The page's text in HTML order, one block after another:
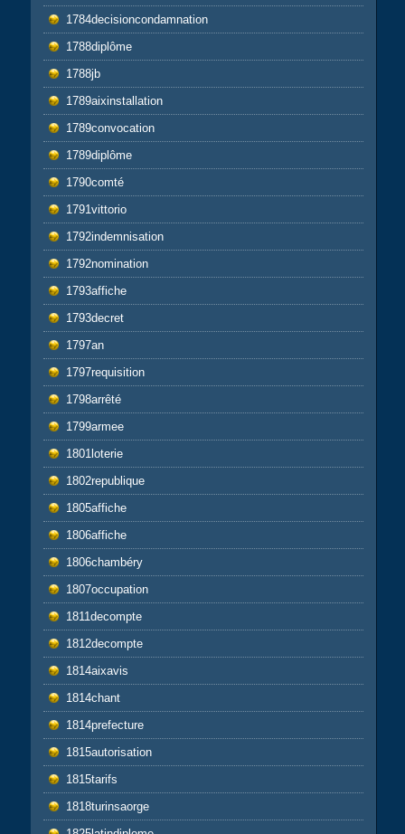
1784decisioncondamnation
1788diplôme
1788jb
1789aixinstallation
1789convocation
1789diplôme
1790comté
1791vittorio
1792indemnisation
1792nomination
1793affiche
1793decret
1797an
1797requisition
1798arrêté
1799armee
1801loterie
1802republique
1805affiche
1806affiche
1806chambéry
1807occupation
1811decompte
1812decompte
1814aixavis
1814chant
1814prefecture
1815autorisation
1815tarifs
1818turinsaorge